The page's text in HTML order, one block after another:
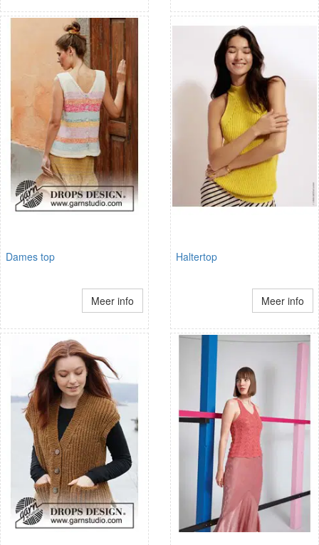
Dames top
Meer info
Haltertop
Meer info